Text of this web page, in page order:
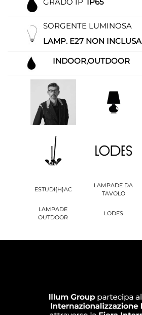
GRADO IP IP65
SORGENTE LUMINOSA
LAMP. E27 NON INCLUSA
INDOOR,OUTDOOR
ESTUDI{H}AC
LAMPADE DA
TAVOLO
LAMPADE
OUTDOOR
LODES